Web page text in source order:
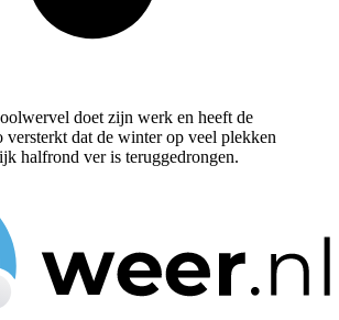
doet zijn werk en heeft de
versterkt dat de winter op veel plekken
halfrond ver is teruggedrongen.